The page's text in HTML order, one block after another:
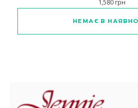
1,580грн
НЕМАЄ В